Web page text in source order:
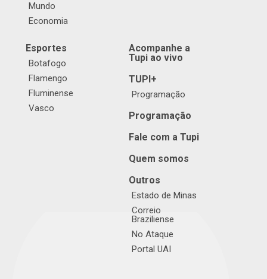
Mundo
Economia
Esportes
Botafogo
Flamengo
Fluminense
Vasco
Acompanhe a
Tupi ao vivo
TUPI+
Programação
Programação
Fale com a Tupi
Quem somos
Outros
Estado de Minas
Correio
Braziliense
No Ataque
Portal UAI